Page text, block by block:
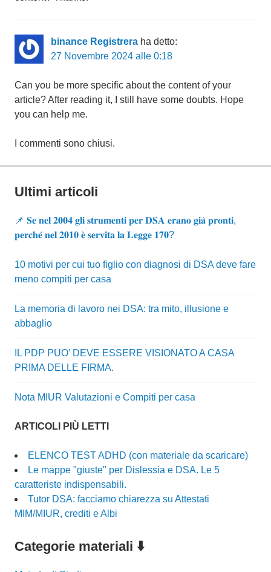
binance Registrera ha detto:
27 Novembre 2024 alle 0:18
Can you be more specific about the content of your
article? After reading it, I still have some doubts. Hope
you can help me.
I commenti sono chiusi.
Ultimi articoli
📌 𝐒𝐞 𝐧𝐞𝐥 𝟐𝟎𝟎𝟒 𝐠𝐥𝐢 𝐬𝐭𝐫𝐮𝐦𝐞𝐧𝐭𝐢 𝐩𝐞𝐫 𝐃𝐒𝐀 𝐞𝐫𝐚𝐧𝐨 𝐠𝐢𝐚̀ 𝐩𝐫𝐨𝐧𝐭𝐢,
𝐩𝐞𝐫𝐜𝐡𝐞́ 𝐧𝐞𝐥 𝟐𝟎𝟏𝟎 𝐞̀ 𝐬𝐞𝐫𝐯𝐢𝐭𝐚 𝐥𝐚 𝐋𝐞𝐠𝐠𝐞 𝟏𝟕𝟎?
10 motivi per cui tuo figlio con diagnosi di DSA deve fare
meno compiti per casa
La memoria di lavoro nei DSA: tra mito, illusione e
abbaglio
IL PDP PUO’ DEVE ESSERE VISIONATO A CASA
PRIMA DELLE FIRMA.
Nota MIUR Valutazioni e Compiti per casa
ARTICOLI PIÙ LETTI
ELENCO TEST ADHD (con materiale da scaricare)
Le mappe "giuste" per Dislessia e DSA. Le 5
caratteriste indispensabili.
Tutor DSA: facciamo chiarezza su Attestati
MIM/MIUR, crediti e Albi
Categorie materiali ⬇️